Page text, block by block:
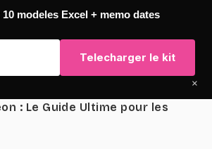
: Le Guide Ultime pour les
modeles Excel + memo dates
Telecharger le kit
×